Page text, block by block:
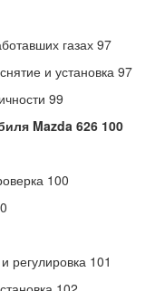
газах 97
и установка 97
99
Mazda 626 100
100
регулировка 101